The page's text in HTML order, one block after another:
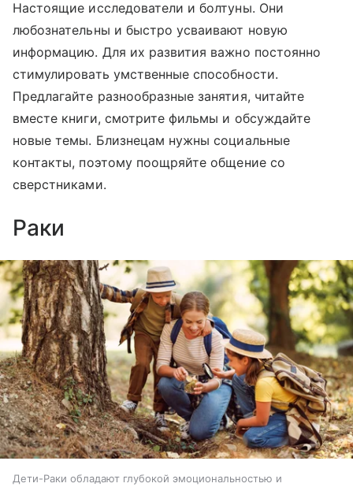
Настоящие исследователи и болтуны. Они
любознательны и быстро усваивают новую
информацию. Для их развития важно постоянно
стимулировать умственные способности.
Предлагайте разнообразные занятия, читайте
вместе книги, смотрите фильмы и обсуждайте
новые темы. Близнецам нужны социальные
контакты, поэтому поощряйте общение со
сверстниками.
Раки
Дети-Раки обладают глубокой эмоциональностью и